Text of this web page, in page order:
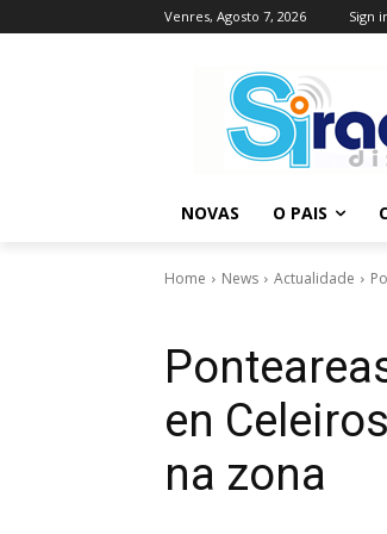
Venres, Agosto 7, 2026 Sign
NOVAS O PAIS
Home News Actualidade
en
na zona